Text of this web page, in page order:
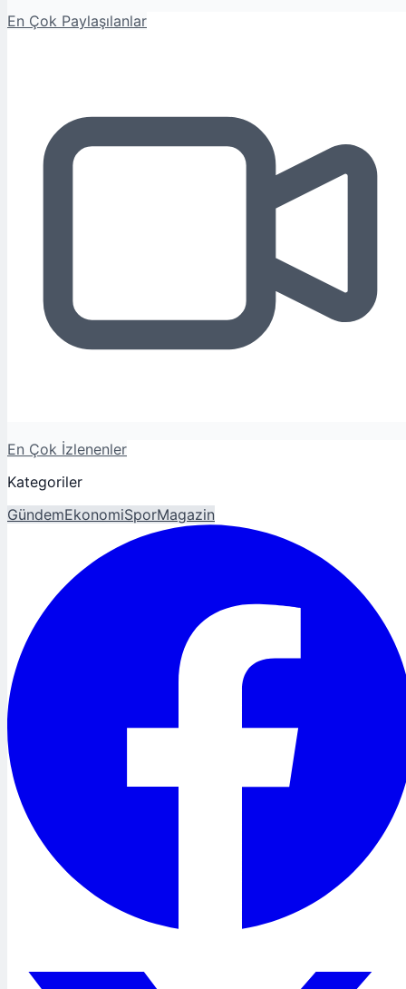
En Çok Paylaşılanlar
En Çok İzlenenler
Kategoriler
GündemEkonomiSporMagazin